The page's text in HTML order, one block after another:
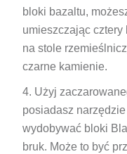
bloki bazaltu,
umieszczając cztery
na stole
czarne kamienie.
Użyj
posiadasz
wydobywać bloki
bruk. Może to być